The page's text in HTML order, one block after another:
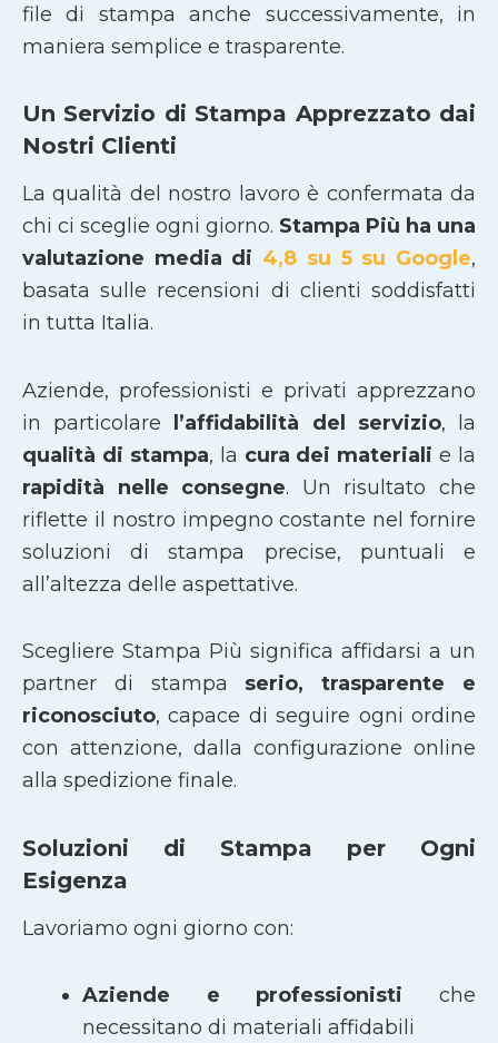
file di stampa anche successivamente, in
maniera semplice e trasparente.
Un Servizio di Stampa Apprezzato dai
Nostri Clienti
La qualità del nostro lavoro è confermata da
chi ci sceglie ogni giorno. Stampa Più ha una
valutazione media di 4,8 su 5 su Google,
basata sulle recensioni di clienti soddisfatti
in tutta Italia.
Aziende, professionisti e privati apprezzano
in particolare
l’affidabilità del servizio, la
qualità di stampa, la cura dei materiali e la
rapidità nelle consegne. Un risultato che
riflette il nostro impegno costante nel fornire
soluzioni di stampa precise, puntuali e
all’altezza delle aspettative.
Scegliere Stampa Più significa affidarsi a un
partner di stampa serio, trasparente e
riconosciuto, capace di seguire ogni ordine
con attenzione, dalla configurazione online
alla spedizione finale.
Soluzioni di Stampa per Ogni
Esigenza
Lavoriamo ogni giorno con:
Aziende e professionisti che
necessitano di materiali affidabili